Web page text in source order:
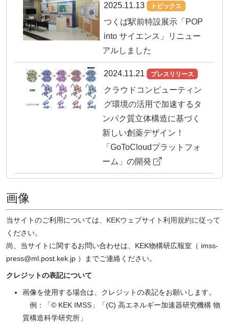
2025.11.13 トピックス
つくば駅前特設展示「POP
into サイエンス」リニュー
アルしました
2024.11.21 プレスリリース
クラウドコンピューティン
グ環境の活用で加速するタ
ンパク質立体構造に基づく
新しい創薬デザイン！
「GoToCloudプラットフォ
ーム」の開発
態を解明 -副作用原因タン
造が安全な薬設計を導く-
【東大薬プレスリリース】
補酵素NADとSAMを縮合し
画像
当サイトのご利用については、 KEKウェブサイト利用規約に従って
ください。
尚、当サイトに関するお問い合わせは、KEK物構研広報室（ imss-
press@ml.post.kek.jp ）までご連絡ください。
クレジットの表記について
画像を使用する場合は、クレジットの表記をお願いします。
例：「© KEK IMSS」「(C) 高エネルギー加速器研究機構 物
質構造科学研究所」